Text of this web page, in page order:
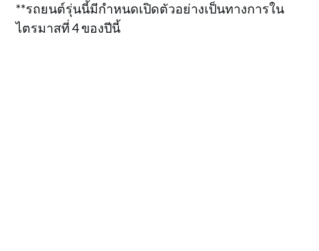
**รถยนต์รุ่นนี้มีกำหนดเปิดตัวอย่างเป็นทางการใน
ไตรมาสที่ 4 ของปีนี้